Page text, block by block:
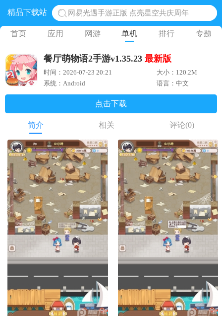
精品下载站
网易光遇手游正版 点亮星空共庆周年
黎明觉醒生机腾讯正版 黎明觉醒生机国际服
蛋仔派对下载 蛋仔派对体验服
奥特曼王者传奇 正版奥特曼游戏
地铁跑酷体验服国际服 地铁跑酷体验服版本
首页 应用 网游 单机 排行 专题
餐厅萌物语2手游v1.35.23 最新版
时间：2026-07-23 20:21
大小：120.2M
系统：Android
语言：中文
点击下载
简介 相关 评论(0)